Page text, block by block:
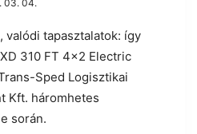
03. 04.
valódi tapasztalatok: így
310 FT 4×2 Electric
Sped Logisztikai
Kft. háromhetes
során.